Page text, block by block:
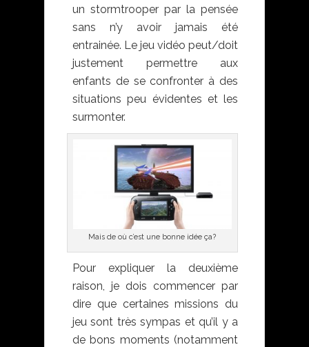
un stormtrooper par la pensée
sans n’y avoir jamais été
entrainée. Le jeu vidéo peut/doit
justement permettre aux
enfants de se confronter à des
situations peu évidentes et les
surmonter.
Mais de où c’est une bonne idée ça?
Pour expliquer la deuxième
raison, je dois commencer par
dire que certaines missions du
jeu sont très sympas et qu’il y a
de bons moments (notamment